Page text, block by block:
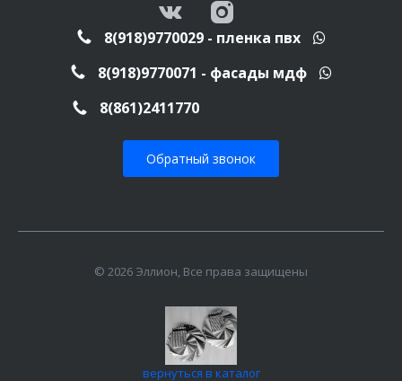
8(918)9770029 - пленка пвх
8(918)9770071 - фасады мдф
8(861)2411770
Обратный звонок
© 2026 Эллион, Все права защищены
вернуться в каталог